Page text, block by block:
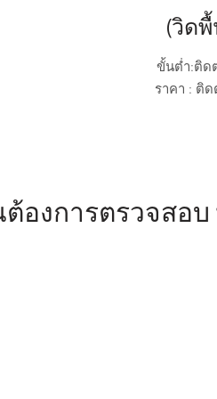
(วิดพื้
ขั้นต่ำ:ติด
ราคา : ติด
องการตรวจสอบ